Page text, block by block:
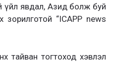
үйл явдал, Азид болж буй
зорилготой “ICAPP news
тайван тогтоход хэвлэл